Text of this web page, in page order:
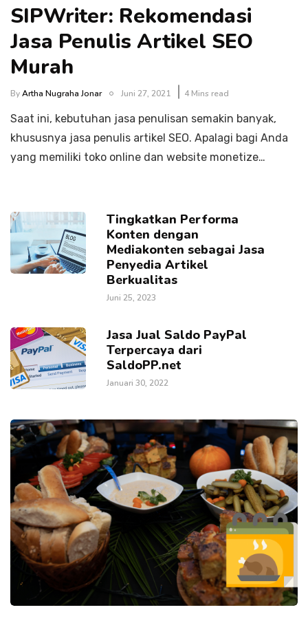
SIPWriter: Rekomendasi
Jasa Penulis Artikel SEO
Murah
ByArtha Nugraha Jonar Juni 27, 2021 4 Mins read
Saat ini, kebutuhan jasa penulisan semakin banyak,
khususnya jasa penulis artikel SEO. Apalagi bagi Anda
yang memiliki toko online dan website monetize…
Tingkatkan Performa
Konten dengan
Mediakonten sebagai Jasa
Penyedia Artikel
Berkualitas
Juni 25, 2023
Jasa Jual Saldo PayPal
Terpercaya dari
SaldoPP.net
Januari 30, 2022